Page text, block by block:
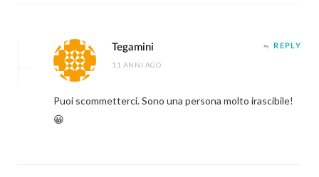
Tegamini
11 ANNI AGO
REPLY
Puoi scommetterci. Sono una persona molto irascibile!
😀